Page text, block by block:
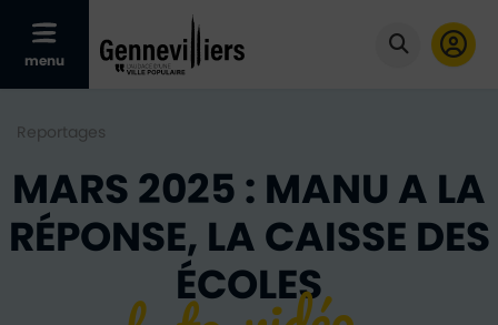
Afficher le menu mobile
menu Cliquer
Reportages
MARS 2025 : MANU A LA
RÉPONSE, LA CAISSE DES
ÉCOLES